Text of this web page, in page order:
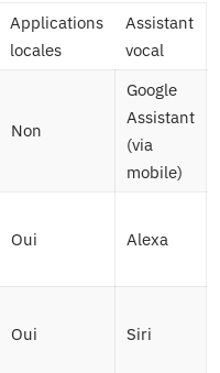
Applications
locales
Assistant
vocal
Non
Google
Assistant
(via
mobile)
Oui Alexa
Oui Siri